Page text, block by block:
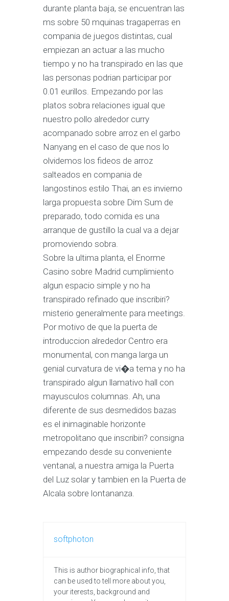
durante planta baja, se encuentran las
ms sobre 50 mquinas tragaperras en
compania de juegos distintas, cual
empiezan an actuar a las mucho
tiempo y no ha transpirado en las que
las personas podrian participar por
0.01 eurillos. Empezando por las
platos sobra relaciones igual que
nuestro pollo alrededor curry
acompanado sobre arroz en el garbo
Nanyang en el caso de que nos lo
olvidemos los fideos de arroz
salteados en compania de
langostinos estilo Thai, an es invierno
larga propuesta sobre Dim Sum de
preparado, todo comida es una
arranque de gustillo la cual va a dejar
promoviendo sobra.
Sobre la ultima planta, el Enorme
Casino sobre Madrid cumplimiento
algun espacio simple y no ha
transpirado refinado que inscribiri?
misterio generalmente para meetings.
Por motivo de que la puerta de
introduccion alrededor Centro era
monumental, con manga larga un
genial curvatura de vi�a tema y no ha
transpirado algun llamativo hall con
mayusculos columnas. Ah, una
diferente de sus desmedidos bazas
es el inimaginable horizonte
metropolitano que inscribiri? consigna
empezando desde su conveniente
ventanal, a nuestra amiga la Puerta
del Luz solar y tambien en la Puerta de
Alcala sobre lontananza.
softphoton
This is author biographical info, that
can be used to tell more about you,
your iterests, background and